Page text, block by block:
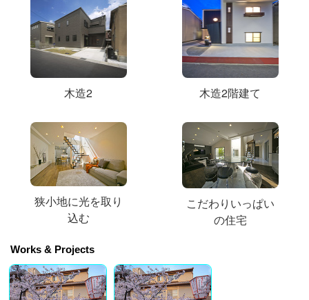
木造2 木造2階建て
狭小地に光を取り
込む
こだわりいっぱい
の住宅
Works & Projects